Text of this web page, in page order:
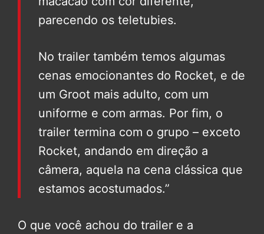
parecendo os teletubies.
No trailer também temos algumas
cenas emocionantes do Rocket, e de
um Groot mais adulto, com um
uniforme e com armas. Por fim, o
trailer termina com o grupo – exceto
Rocket, andando em direção a
câmera, aquela na cena clássica que
estamos acostumados.”
O que você achou do trailer e a